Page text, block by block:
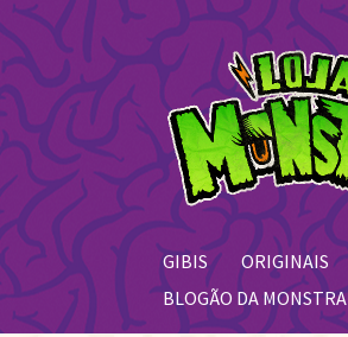
Pular
para
navegação
Pular
para
o
conteúdo
GIBIS ORIGINAIS
BLOGÃO DA MONSTRA